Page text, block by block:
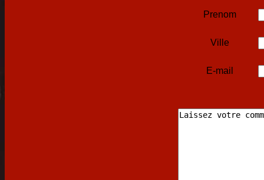
Prenom
Ville
E-mail